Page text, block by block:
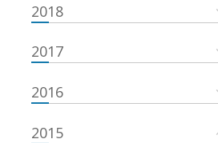
2018
2017
2016
2015